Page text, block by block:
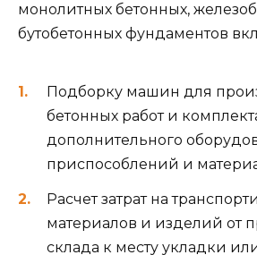
монолитных бетонных,
бутобетонных фундаментов
Подборку машин для
бетонных работ и
дополнительного
приспособлений и
Расчет затрат на
материалов и изделий от
склада к месту укладки